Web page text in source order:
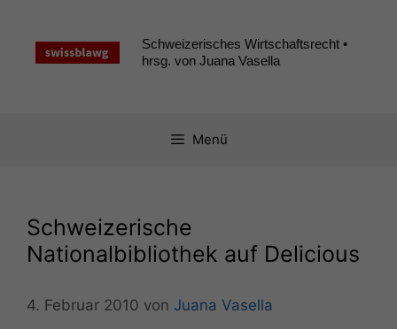
springen
Schweizerisches Wirtschaftsrecht •
hrsg. von Juana Vasella
Menü
Schweizerische
Nationalbibliothek auf Delicious
4. Februar 2010 von Juana Vasella